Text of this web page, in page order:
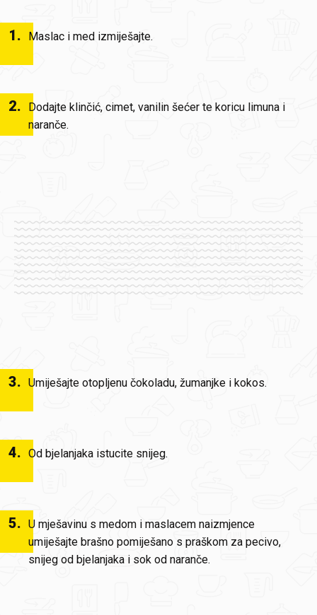
1. Maslac i med izmiješajte.
2.
Dodajte klinčić, cimet, vanilin šećer te koricu limuna i
naranče.
3. Umiješajte otopljenu čokoladu, žumanjke i kokos.
4. Od bjelanjaka istucite snijeg.
5. U mješavinu s medom i maslacem naizmjence
umiješajte brašno pomiješano s praškom za pecivo,
snijeg od bjelanjaka i sok od naranče.